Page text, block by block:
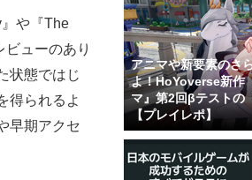
や『The
ューのあり
状態ではじ
得られるよ
早期アクセ
アニマや新要素のさ
よ！HoYoverse新作
マ』第2回βテストの
【プレイレポ】